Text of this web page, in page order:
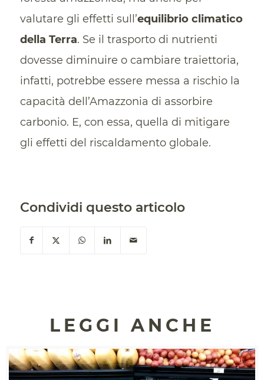
valutare gli effetti sull’equilibrio climatico
della Terra. Se il trasporto di nutrienti
dovesse diminuire o cambiare traiettoria,
infatti, potrebbe essere messa a rischio la
capacità dell’Amazzonia di assorbire
carbonio. E, con essa, quella di mitigare
gli effetti del riscaldamento globale.
Condividi questo articolo
LEGGI ANCHE